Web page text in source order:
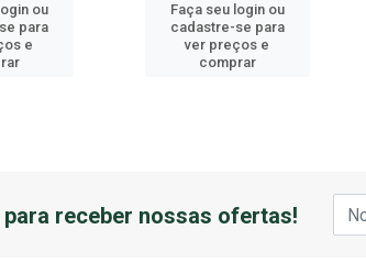
ou
para
e
Faça seu login ou
cadastre-se para
ver preços e
comprar
receber nossas ofertas!